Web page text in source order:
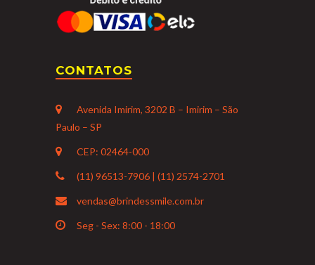
CONTATOS
Avenida Imirim, 3202 B – Imirim – São
Paulo – SP
CEP: 02464-000
(11) 96513-7906 | (11) 2574-2701
vendas@brindessmile.com.br
Seg - Sex: 8:00 - 18:00